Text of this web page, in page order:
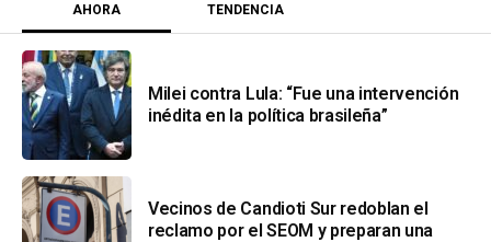
AHORA TENDENCIA
Milei contra Lula: “Fue una intervención
inédita en la política brasileña”
Vecinos de Candioti Sur redoblan el
reclamo por el SEOM y preparan una